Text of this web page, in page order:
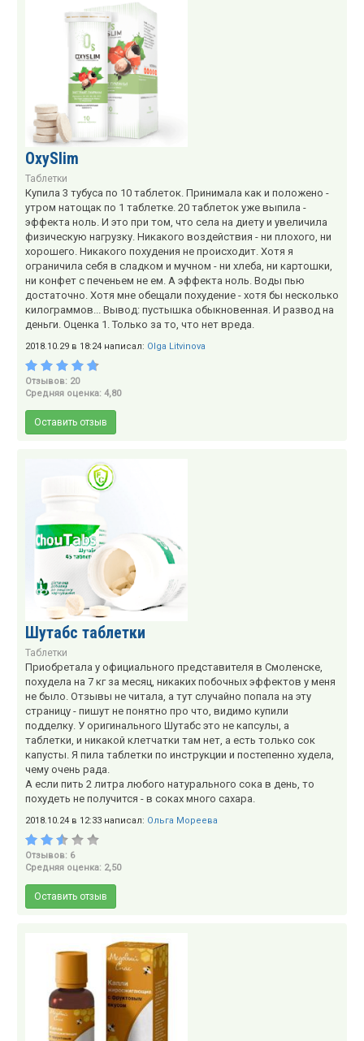
OxySlim
Таблетки
Купила 3 тубуса по 10 таблеток. Принимала как и положено -
утром натощак по 1 таблетке. 20 таблеток уже выпила -
эффекта ноль. И это при том, что села на диету и увеличила
физическую нагрузку. Никакого воздействия - ни плохого, ни
хорошего. Никакого похудения не происходит. Хотя я
ограничила себя в сладком и мучном - ни хлеба, ни картошки,
ни конфет с печеньем не ем. А эффекта ноль. Воды пью
достаточно. Хотя мне обещали похудение - хотя бы несколько
килограммов... Вывод: пустышка обыкновенная. И развод на
деньги. Оценка 1. Только за то, что нет вреда.
2018.10.29 в 18:24 написал: Olga Litvinova
Отзывов: 20
Средняя оценка: 4,80
Оставить отзыв
Шутабс таблетки
Таблетки
Приобретала у официального представителя в Смоленске,
похудела на 7 кг за месяц, никаких побочных эффектов у меня
не было. Отзывы не читала, а тут случайно попала на эту
страницу - пишут не понятно про что, видимо купили
подделку. У оригинального Шутабс это не капсулы, а
таблетки, и никакой клетчатки там нет, а есть только сок
капусты. Я пила таблетки по инструкции и постепенно худела,
чему очень рада.
А если пить 2 литра любого натурального сока в день, то
похудеть не получится - в соках много сахара.
2018.10.24 в 12:33 написал: Ольга Мореева
Отзывов: 6
Средняя оценка: 2,50
Оставить отзыв